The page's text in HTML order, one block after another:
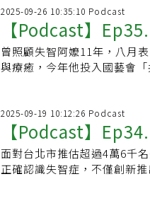
2025-09-26 10:35:10 Podcast
【Podcast】
輕導演安德森把
曾照顧失智阿嬤11年，八月
與療癒，今年他投入國藝會
2025-09-19 10:12:26 Podcast
【Podcast】
生局長黃建華親授
面對台北市推估超過4萬6千
正確認識失智症，不僅創新